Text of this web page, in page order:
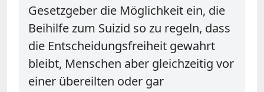
Gesetzgeber die Möglichkeit ein, die
Beihilfe zum Suizid so zu regeln, dass
die Entscheidungsfreiheit gewahrt
bleibt, Menschen aber gleichzeitig vor
einer übereilten oder gar